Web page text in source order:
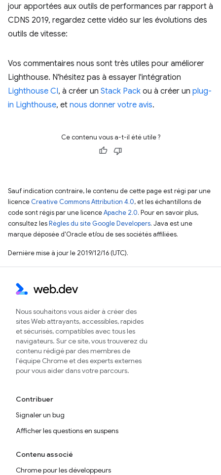
jour apportées aux outils de performances par rapport à
CDNS 2019, regardez cette vidéo sur les évolutions des
outils de vitesse:
Vos commentaires nous sont très utiles pour améliorer
Lighthouse. N'hésitez pas à essayer l'intégration
Lighthouse CI, à créer un Stack Pack ou à créer un plug-
in Lighthouse, et nous donner votre avis.
Ce contenu vous a-t-il été utile ?
Sauf indication contraire, le contenu de cette page est régi par une
licence Creative Commons Attribution 4.0, et les échantillons de
code sont régis par une licenceApache 2.0. Pour en savoir plus,
consultez lesRègles du site Google Developers. Java est une
marque déposée d'Oracle et/ou de ses sociétés affiliées.
Dernière mise à jour le 2019/12/16 (UTC).
Nous souhaitons vous aider à créer des
sites Web attrayants, accessibles, rapides
et sécurisés, compatibles avec tous les
navigateurs. Sur ce site, vous trouverez du
contenu rédigé par des membres de
l'équipe Chrome et des experts externes
pour vous aider dans votre parcours.
Contribuer
Signaler un bug
Afficher les questions en suspens
Contenu associé
Chrome pour les développeurs